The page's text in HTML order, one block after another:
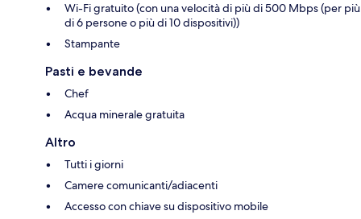
Wi-Fi gratuito (con una velocità di più di 500 Mbps (per più
di 6 persone o più di 10 dispositivi))
Stampante
Pasti e bevande
Chef
Acqua minerale gratuita
Altro
Tutti i giorni
Camere comunicanti/adiacenti
Accesso con chiave su dispositivo mobile